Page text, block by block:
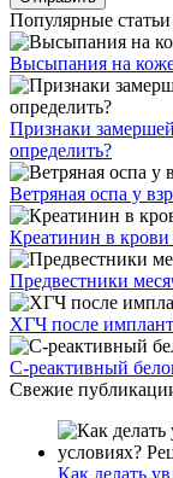
Популярные статьи
Высыпания на
Признаки
определить?
Ветряная оспа у
Креатинин в крови
Предвестники
ХГЧ после
С-реактивный
Свежие
Как делать